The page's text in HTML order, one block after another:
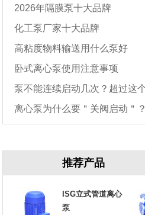
2026年隔膜泵十大品牌
化工泵厂家十大品牌
高粘度物料输送用什么泵好
卧式离心泵使用注意事项
泵不能连续启动几次？超过这
离心泵为什么要＂关阀启动＂
推荐产品
ISG立式管道离心
泵